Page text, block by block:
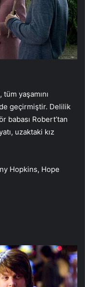
yaşamını
geçirmiştir. Delilik
babası Robert’tan
uzaktaki kız
Hopkins, Hope